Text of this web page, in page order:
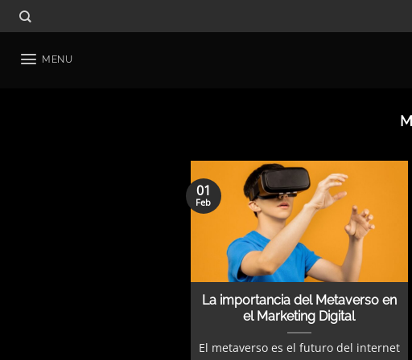
Skip
to
MENU
La importancia del Metaverso en
el Marketing Digital
El metaverso es el futuro del internet
01
Feb